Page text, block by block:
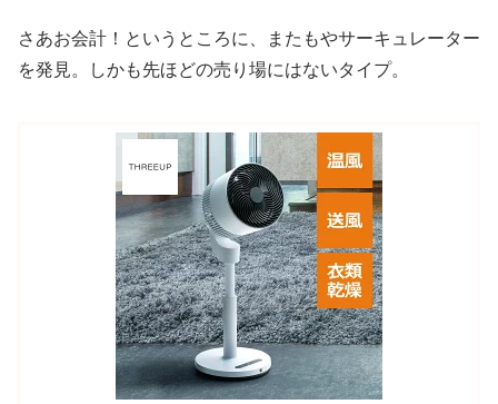
さあお会計！というところに、またもやサーキュレーター
を発見。しかも先ほどの売り場にはないタイプ。